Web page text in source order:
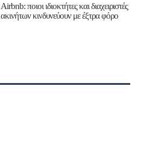
Airbnb: ποιοι ιδιοκτήτες και διαχειριστές
ακινήτων κινδυνεύουν με έξτρα φόρο